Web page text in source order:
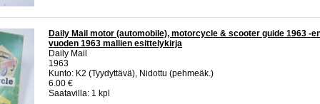
Daily Mail motor (automobile), motorcycle & scooter guide 1963 -
vuoden 1963 mallien esittelykirja
Daily Mail
1963
Kunto: K2 (Tyydyttävä), Nidottu (pehmeäk.)
6.00 €
Saatavilla: 1 kpl